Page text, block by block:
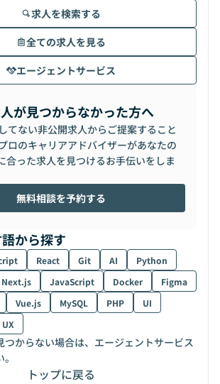
求人を検索する
全ての求人を見る
エージェントサービス
が見つからなかった方へ
てない非公開求人からご提案すること
ロのキャリアアドバイザーがあなたの
合った求人を見つけるお手伝いをしま
無料相談を予約する
から探す
React Git AI
Python
Next.js JavaScript Docker
Figma
Vue.js MySQL PHP
UI
UX
つからない場合は、エージェントサービス
トップに戻る